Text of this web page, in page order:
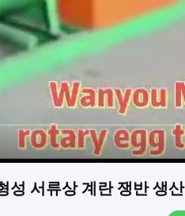
성 서류상 계란 쟁반 생산